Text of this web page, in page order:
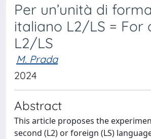
Per un’unità di
italiano L2/LS =
L2/LS
M. Prada
2024
Abstract
This article proposes the
second (L2) or foreign (LS)